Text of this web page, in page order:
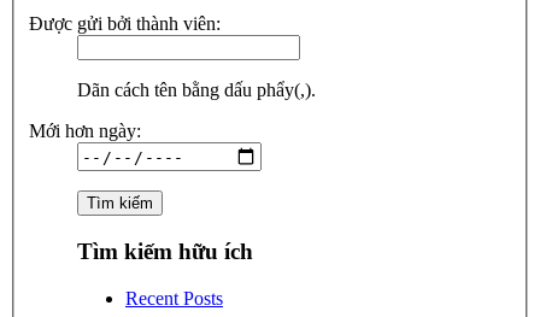
Được gửi bởi thành viên:
Dãn cách tên bằng dấu phẩy(,).
Mới hơn ngày:
Tìm kiếm hữu ích
Recent Posts